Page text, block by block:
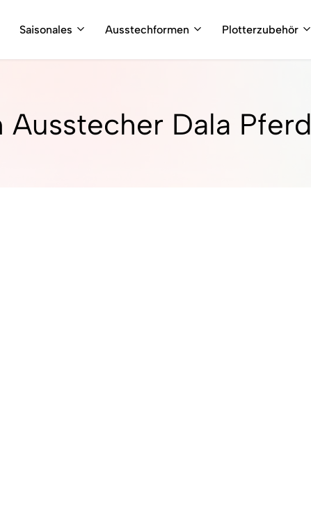
Saisonales Ausstechformen Plotterzubehör
Ausstecher Dala Pferd